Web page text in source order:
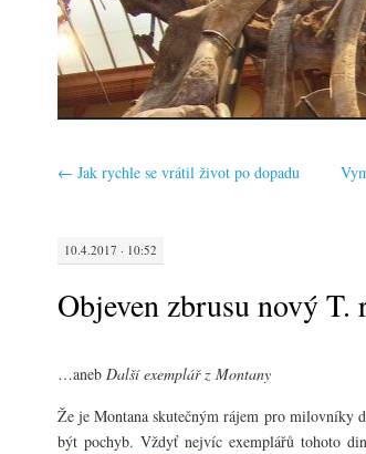
← Jak rychle se vrátil život po dopadu
10.4.2017 · 10:52
Objeven zbrusu nový T.
…aneb Další exemplář z Montany
Že je Montana skutečným rájem pro milovníky
být pochyb. Vždyť nejvíc exemplářů tohoto